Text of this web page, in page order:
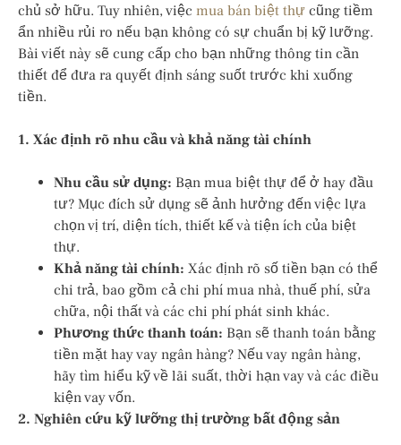
chủ sở hữu. Tuy nhiên, việc mua bán biệt thự cũng tiềm
ẩn nhiều rủi ro nếu bạn không có sự chuẩn bị kỹ lưỡng.
Bài viết này sẽ cung cấp cho bạn những thông tin cần
thiết để đưa ra quyết định sáng suốt trước khi xuống
tiền.
1. Xác định rõ nhu cầu và khả năng tài chính
Nhu cầu sử dụng: Bạn mua biệt thự để ở hay đầu
tư? Mục đích sử dụng sẽ ảnh hưởng đến việc lựa
chọn vị trí, diện tích, thiết kế và tiện ích của biệt
thự.
Khả năng tài chính: Xác định rõ số tiền bạn có thể
chi trả, bao gồm cả chi phí mua nhà, thuế phí, sửa
chữa, nội thất và các chi phí phát sinh khác.
Phương thức thanh toán: Bạn sẽ thanh toán bằng
tiền mặt hay vay ngân hàng? Nếu vay ngân hàng,
hãy tìm hiểu kỹ về lãi suất, thời hạn vay và các điều
kiện vay vốn.
2. Nghiên cứu kỹ lưỡng thị trường bất động sản